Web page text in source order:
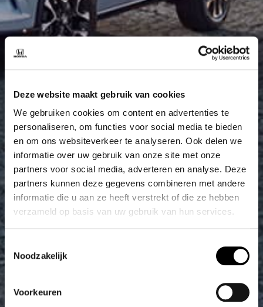
Deze website maakt gebruik van cookies
We gebruiken cookies om content en advertenties te
personaliseren, om functies voor social media te bieden
en om ons websiteverkeer te analyseren. Ook delen we
informatie over uw gebruik van onze site met onze
partners voor social media, adverteren en analyse. Deze
partners kunnen deze gegevens combineren met andere
informatie die u aan ze heeft verstrekt of die ze hebben
verzameld op basis van uw gebruik van hun services.
Noodzakelijk
Voorkeuren